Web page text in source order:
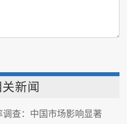
新闻
查：中国市场影响显著